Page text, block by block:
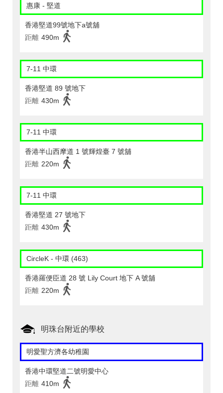
惠康 - 堅道
香港堅道99號地下a號舖
距離 490m
7-11 中環
香港堅道 89 號地下
距離 430m
7-11 中環
香港半山西摩道 1 號輝煌臺 7 號舖
距離 220m
7-11 中環
香港堅道 27 號地下
距離 430m
CircleK - 中環 (463)
香港羅便臣道 28 號 Lily Court 地下 A 號舖
距離 220m
明珠台附近的學校
明愛聖方濟各幼稚園
香港中環堅道二號明愛中心
距離 410m